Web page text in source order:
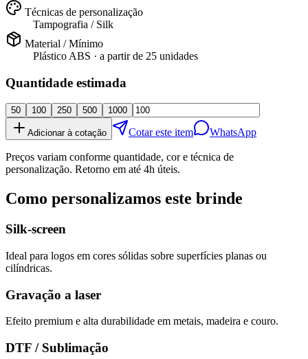
Técnicas de personalização
Tampografia / Silk
Material / Mínimo
Plástico ABS · a partir de 25 unidades
Quantidade estimada
50 100 250 500 1000
Adicionar à cotação Cotar este item WhatsApp
Preços variam conforme quantidade, cor e técnica de
personalização. Retorno em até 4h úteis.
Como personalizamos este brinde
Silk-screen
Ideal para logos em cores sólidas sobre superfícies planas ou
cilíndricas.
Gravação a laser
Efeito premium e alta durabilidade em metais, madeira e couro.
DTF / Sublimação